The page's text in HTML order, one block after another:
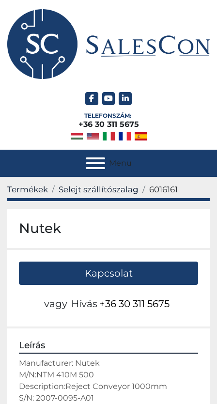
facebook
youtubelinkedin
TELEFONSZÁM:
+36 30 311 5675
Menu
Termékek Selejt szállítószalag 6016161
Nutek
Kapcsolat
vagy Hívás +36 30 311 5675
Leírás
Manufacturer: Nutek
M/N:NTM 410M 500
Description:Reject Conveyor 1000mm
S/N: 2007-0095-A01